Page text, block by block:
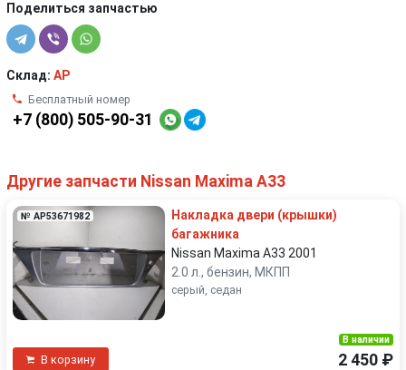
Поделиться запчастью
Склад: AP
Бесплатный номер
+7 (800) 505-90-31
Другие запчасти Nissan Maxima A33
№ AP53671982
Накладка двери (крышки)
багажника
Nissan Maxima A33 2001
2.0 л., бензин, МКПП
серый, седан
В корзину
В наличии
2 450 ₽